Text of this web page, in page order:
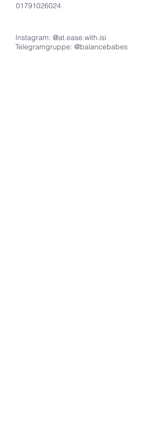
01791026024
Instagram: @at.ease.with.isi
Telegramgruppe: @balancebabes